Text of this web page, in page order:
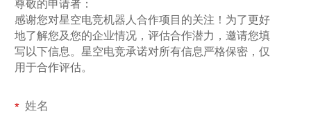
尊敬的申请者：
感谢您对星空电竞机器人合作项目的关注！为了更好
地了解您及您的企业情况，评估合作潜力，邀请您填
写以下信息。星空电竞承诺对所有信息严格保密，仅
用于合作评估。
*